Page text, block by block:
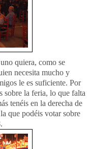
quiera, como se
necesita mucho y
le es suficiente. Por
sobre la feria, lo que falta
tenéis en la derecha de
que podéis votar sobre